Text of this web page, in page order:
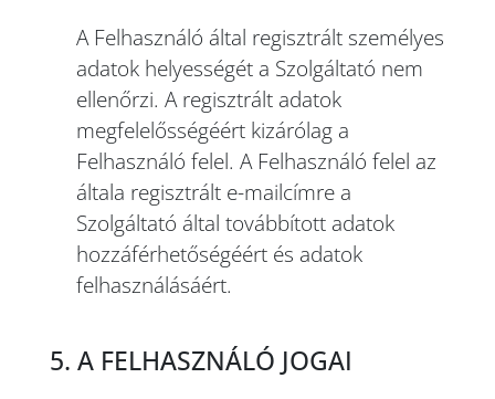
A Felhasználó által regisztrált személyes
adatok helyességét a Szolgáltató nem
ellenőrzi. A regisztrált adatok
megfelelősségéért kizárólag a
Felhasználó felel. A Felhasználó felel az
általa regisztrált e-mailcímre a
Szolgáltató által továbbított adatok
hozzáférhetőségéért és adatok
felhasználásáért.
5. A FELHASZNÁLÓ JOGAI